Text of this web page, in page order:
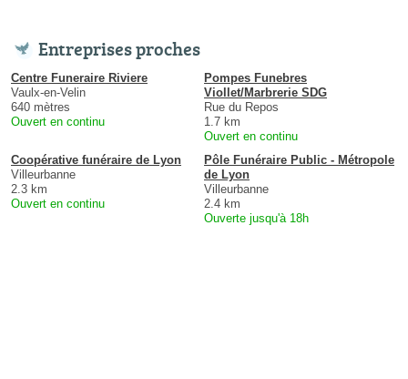
Entreprises proches
Centre Funeraire Riviere
Vaulx-en-Velin
640 mètres
Ouvert en continu
Pompes Funebres
Viollet/Marbrerie SDG
Rue du Repos
1.7 km
Ouvert en continu
Coopérative funéraire de Lyon
Villeurbanne
2.3 km
Ouvert en continu
Pôle Funéraire Public - Métropole
de Lyon
Villeurbanne
2.4 km
Ouverte jusqu'à 18h